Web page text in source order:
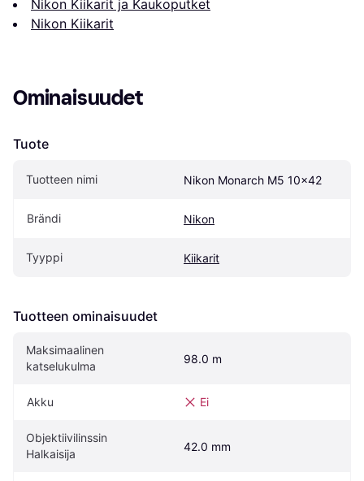
Nikon Kiikarit ja Kaukoputket
Nikon Kiikarit
Ominaisuudet
Tuote
Tuotteen nimi Nikon Monarch M5 10x42
Brändi Nikon
Tyyppi Kiikarit
Tuotteen ominaisuudet
Maksimaalinen
katselukulma
98.0 m
Akku Ei
Objektiivilinssin
Halkaisija
42.0 mm